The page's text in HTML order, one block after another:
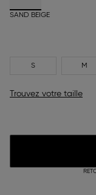
SAND BEIGE
S M
Trouvez votre taille